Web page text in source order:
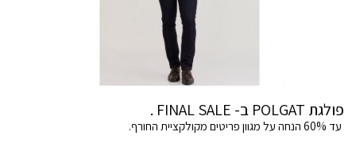
פולגת POLGAT ב- FINAL SALE .
עד 60% הנחה על מגוון פריטים מקולקציית החורף.